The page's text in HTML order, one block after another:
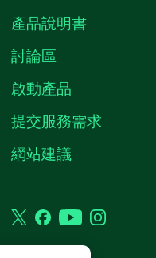
產品說明書
討論區
啟動產品
提交服務需求
網站建議
TwitterFacebook
YouTubeInstagram